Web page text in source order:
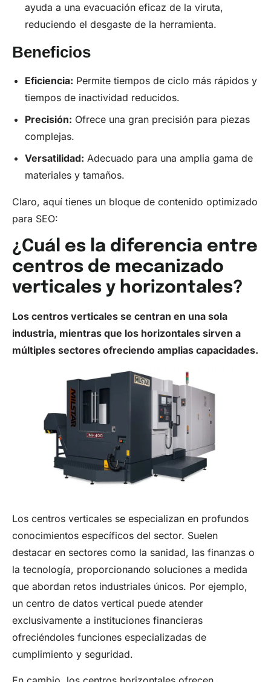
ayuda a una evacuación eficaz de la viruta,
reduciendo el desgaste de la herramienta.
Beneficios
Eficiencia: Permite tiempos de ciclo más rápidos y
tiempos de inactividad reducidos.
Precisión: Ofrece una gran precisión para piezas
complejas.
Versatilidad: Adecuado para una amplia gama de
materiales y tamaños.
Claro, aquí tienes un bloque de contenido optimizado
para SEO:
¿Cuál es la diferencia entre
centros de mecanizado
verticales y horizontales?
Los centros verticales se centran en una sola
industria, mientras que los horizontales sirven a
múltiples sectores ofreciendo amplias capacidades.
Los centros verticales se especializan en profundos
conocimientos específicos del sector. Suelen
destacar en sectores como la sanidad, las finanzas o
la tecnología, proporcionando soluciones a medida
que abordan retos industriales únicos. Por ejemplo,
un centro de datos vertical puede atender
exclusivamente a instituciones financieras
ofreciéndoles funciones especializadas de
cumplimiento y seguridad.